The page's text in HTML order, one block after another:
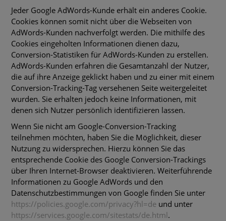
Jeder Google AdWords-Kunde erhält ein anderes Cookie.
Cookies können somit nicht über die Webseiten von
AdWords-Kunden nachverfolgt werden. Die mithilfe des
Cookies eingeholten Informationen dienen dazu,
Conversion-Statistiken für AdWords-Kunden zu erstellen.
AdWords-Kunden erfahren die Gesamtanzahl der Nutzer,
die auf ihre Anzeige geklickt haben und zu einer mit einem
Conversion-Tracking-Tag versehenen Seite weitergeleitet
wurden. Sie erhalten jedoch keine Informationen, mit
denen sich Nutzer persönlich identifizieren lassen.
Wenn Sie nicht am Google-Conversion-Tracking
teilnehmen möchten, haben Sie die Möglichkeit, dieser
Nutzung zu widersprechen. Hierzu können Sie das
entsprechende Cookie des Google Conversion-Trackings
über Ihren Internet-Browser deaktivieren. Weiterführende
Informationen zu Google AdWords und den
Datenschutzbestimmungen von Google finden Sie unter
https://policies.google.com/privacy?hl=de und unter
https://services.google.com/sitestats/de.html.